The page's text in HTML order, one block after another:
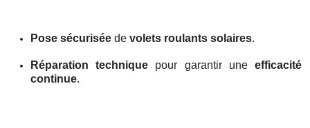
Pose sécurisée de volets roulants solaires.
Réparation technique pour garantir uneefficacité
continue.